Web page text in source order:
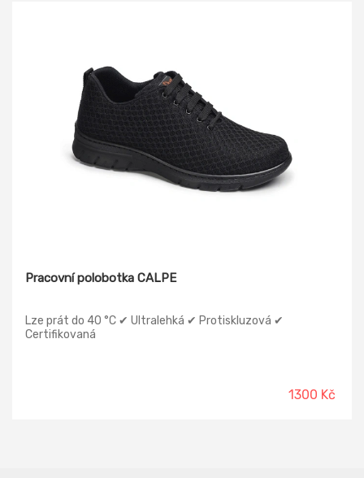
Pracovní polobotka CALPE
Lze prát do 40 °C ✔ Ultralehká ✔ Protiskluzová ✔
Certifikovaná
1300 Kč